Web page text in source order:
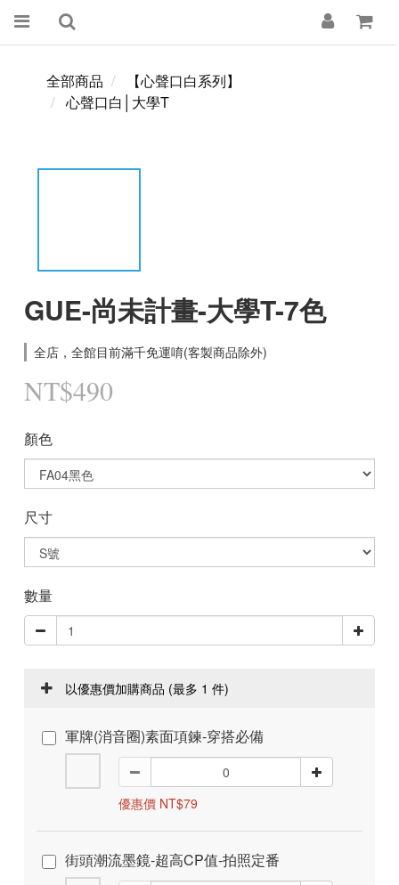
全部商品
【心聲口白系列】
心聲口白│大學T
GUE-尚未計畫-大學T-7色
全店，全館目前滿千免運唷(客製商品除外)
NT$490
顏色
尺寸
數量
以優惠價加購商品 (最多 1 件)
軍牌(消音圈)素面項鍊-穿搭必備
優惠價 NT$79
街頭潮流墨鏡-超高CP值-拍照定番